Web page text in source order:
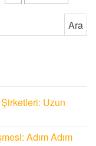
Şirketleri: Uzun
Adım Adım